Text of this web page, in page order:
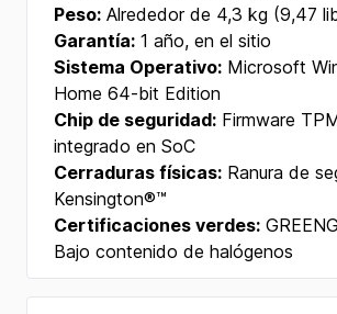
Peso: Alrededor de 4,3 kg (9,47
Garantía: 1 año, en el sitio
Sistema Operativo: Microsoft
Home 64-bit Edition
Chip de seguridad: Firmware
integrado en SoC
Cerraduras físicas: Ranura de
Kensington®™
Certificaciones verdes:
Bajo contenido de halógenos